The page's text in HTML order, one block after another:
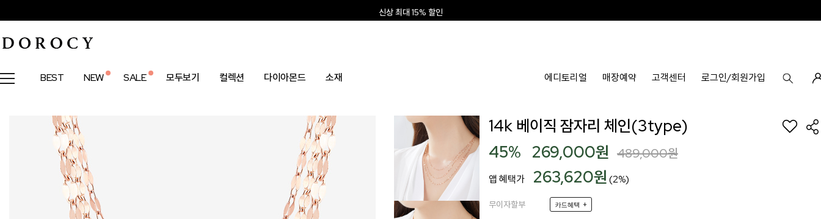
신상 최대 15% 할인
BEST NEW SALE 모두보기 컬렉션 다이아몬드 소재 에디토리얼 매장예약 고객센터 로그인/회원가입
14k 베이직 잠자리 체인(3type)
45% 269,000원 489,000원
앱 혜택가 263,620원(2%)
무이자할부 카드혜택 +